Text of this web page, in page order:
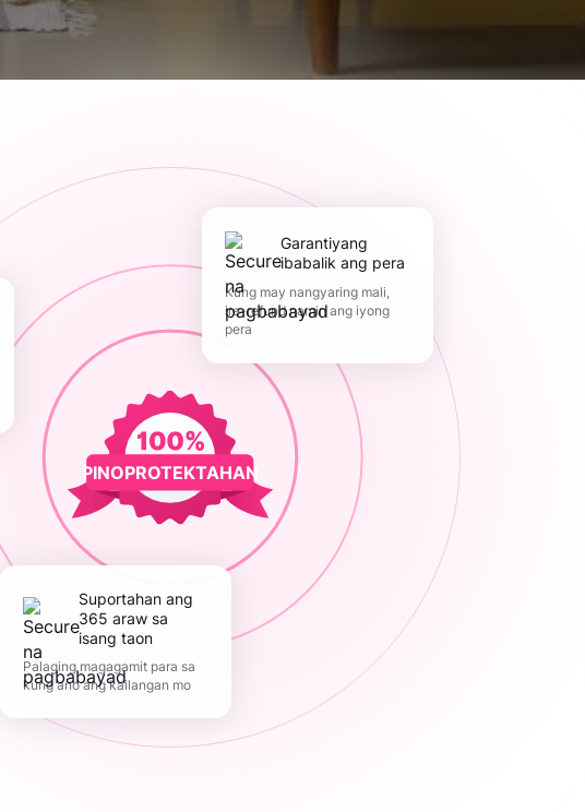
PINOPROTEKTAHAN
Garantiyang
ibabalik ang pera
Kung may nangyaring mali,
ire-refund namin ang iyong
pera
Suportahan ang
365 araw sa
isang taon
Palaging magagamit para sa
kung ano ang kailangan mo